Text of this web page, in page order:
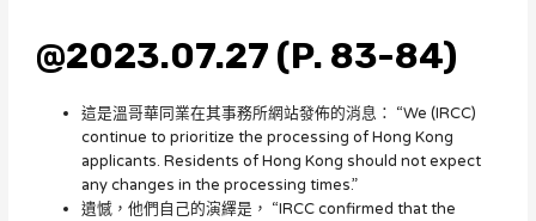
@2023.07.27 (P. 83-84)
這是溫哥華同業在其事務所網站發佈的消息： “We (IRCC)
continue to prioritize the processing of Hong Kong
applicants. Residents of Hong Kong should not expect
any changes in the processing times.”
遺憾，他們自己的演繹是， “IRCC confirmed that the